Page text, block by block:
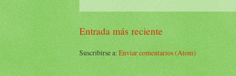
Entrada más reciente
Suscribirse a:Enviar comentarios (Atom)